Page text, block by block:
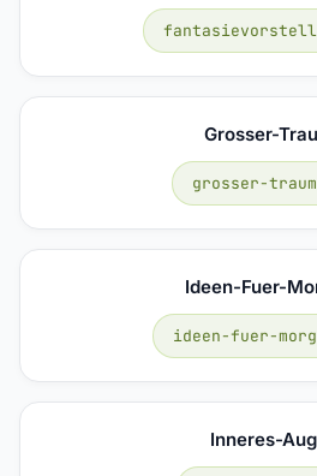
Grosser-
grosser-
Ideen-Fuer-
ideen-fuer-
Inneres-